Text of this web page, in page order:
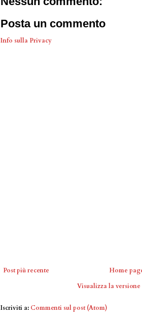
Posta un commento
Info sulla Privacy
Post più recente
Home
Visualizza la
Iscriviti a: Commenti sul post (Atom)